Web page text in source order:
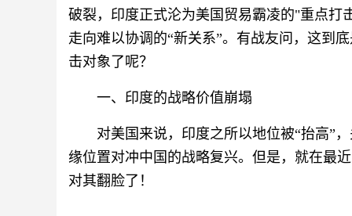
破裂，印度正式沦为美国贸易霸凌的"重点打
走向难以协调的“新关系”。有战友问，这到
击对象了呢？
一、印度的战略价值崩塌
对美国来说，印度之所以地位被“抬高”
缘位置对冲中国的战略复兴。但是，就在最
对其翻脸了！